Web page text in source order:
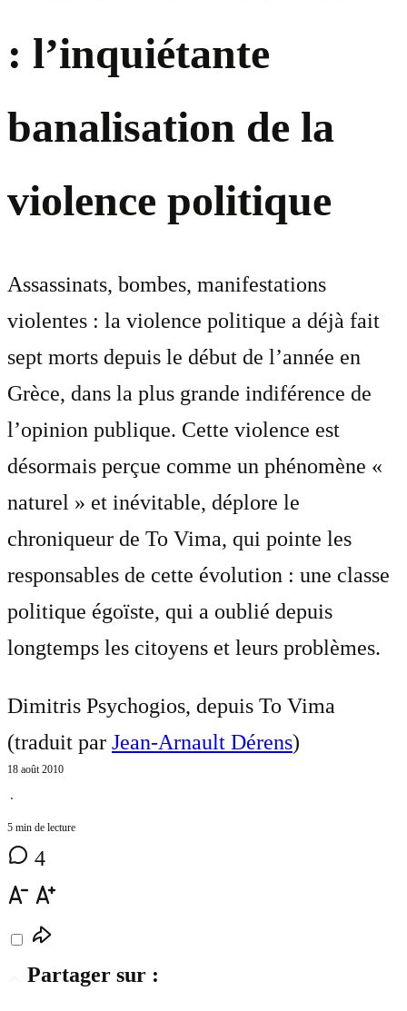
: l’inquiétante
banalisation de la
violence politique
Assassinats, bombes, manifestations
violentes : la violence politique a déjà fait
sept morts depuis le début de l’année en
Grèce, dans la plus grande indiférence de
l’opinion publique. Cette violence est
désormais perçue comme un phénomène «
naturel » et inévitable, déplore le
chroniqueur de To Vima, qui pointe les
responsables de cette évolution : une classe
politique égoïste, qui a oublié depuis
longtemps les citoyens et leurs problèmes.
Dimitris Psychogios, depuis To Vima
(traduit par Jean-Arnault Dérens)
18 août 2010
⋅
5 min de lecture
4
Partager sur :